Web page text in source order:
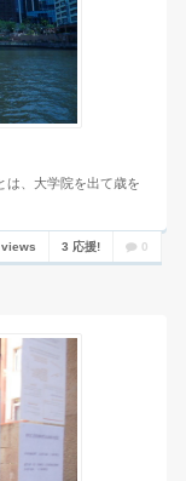
は、大学院を出て歳を
3 応援! 0